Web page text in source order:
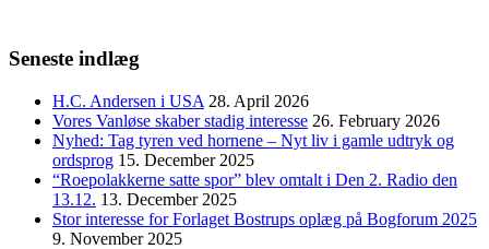
Seneste indlæg
H.C. Andersen i USA 28. April 2026
Vores Vanløse skaber stadig interesse 26. February 2026
Nyhed: Tag tyren ved hornene – Nyt liv i gamle udtryk og
ordsprog 15. December 2025
“Roepolakkerne satte spor” blev omtalt i Den 2. Radio den
13.12. 13. December 2025
Stor interesse for Forlaget Bostrups oplæg på Bogforum 2025
9. November 2025